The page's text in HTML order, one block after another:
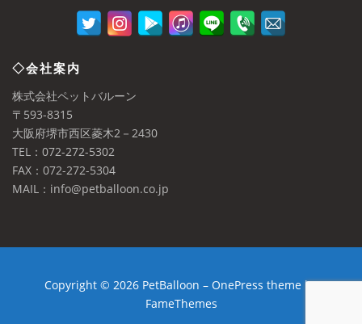
◇会社案内
株式会社ペットバルーン
〒593-8315
大阪府堺市西区菱木2－2430
TEL：072-272-5302
FAX：072-272-5304
MAIL：info@petballoon.co.jp
Copyright © 2026 PetBalloon – OnePress theme by
FameThemes